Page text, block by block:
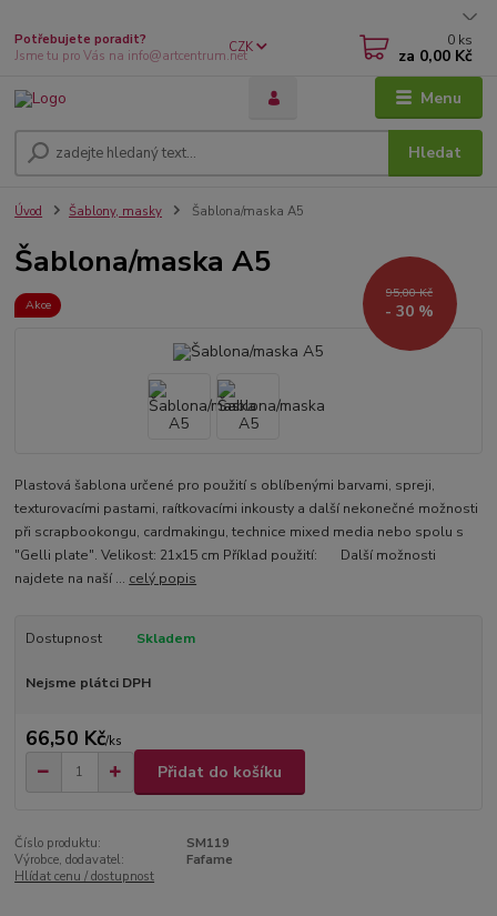
Menu
CZK
Hledat
Potřebujete poradit?
Jsme tu pro Vás na info@artcentrum.net
0 ks
za 0,00 Kč
Úvod Šablony, masky Šablona/maska A5
Šablona/maska A5
Akce
95,00 Kč
- 30 %
Plastová šablona určené pro použití s oblíbenými barvami, spreji,
texturovacími pastami, raítkovacími inkousty a další nekonečné možnosti
při scrapbookongu, cardmakingu, technice mixed media nebo spolu s
"Gelli plate". Velikost: 21x15 cm Příklad použití: Další možnosti
najdete na naší ... celý popis
Dostupnost Skladem
Nejsme plátci DPH
66,50 Kč/ks
Přidat do košíku
Číslo produktu:
SM119
Výrobce, dodavatel:
Fafame
Hlídat cenu / dostupnost